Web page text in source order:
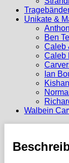
Unikate &
Ben
Caleb
Caleb
Ian
Walbein